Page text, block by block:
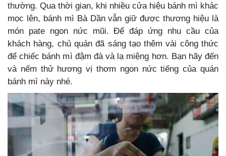
thường. Qua thời gian, khi nhiều cửa hiệu bánh mì khác
mọc lên, bánh mì Bà Dần vẫn giữ được thương hiệu là
món pate ngon nức mũi. Để đáp ứng nhu cầu của
khách hàng, chủ quán đã sáng tạo thêm vài công thức
để chiếc bánh mì đậm đà và lạ miệng hơn. Bạn hãy đến
và nếm thử hương vị thơm ngon nức tiếng của quán
bánh mì này nhé.